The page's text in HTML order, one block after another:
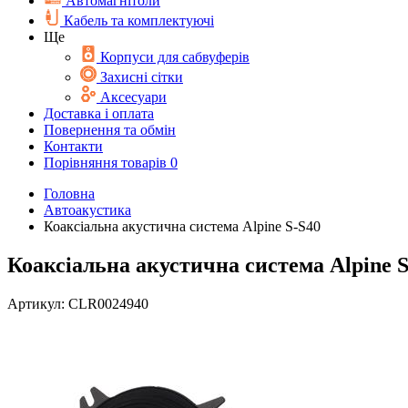
Кабель та комплектуючі
Ще
Корпуси для сабвуферів
Захисні сітки
Аксесуари
Доставка і оплата
Повернення та обмін
Контакти
Порівняння товарів 0
Головна
Автоакустика
Коаксіальна акустична система Alpine S-S40
Коаксіальна акустична система Alpine
Артикул: CLR0024940